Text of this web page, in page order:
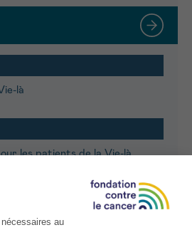
là
les patients de la Vie-là